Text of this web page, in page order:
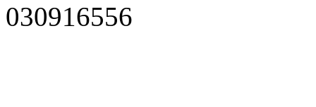
030916556